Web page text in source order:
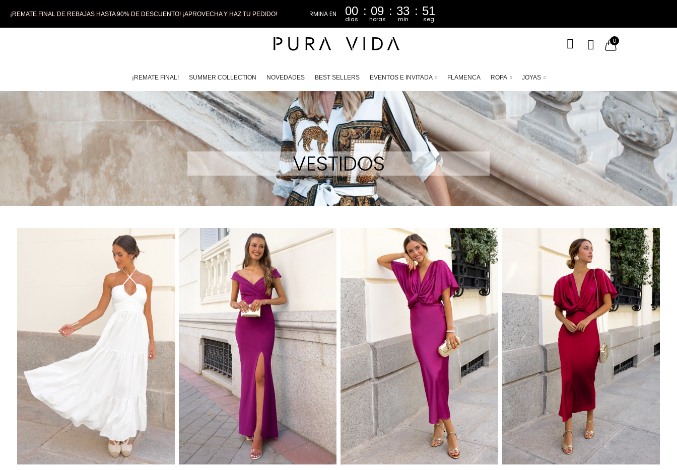
¡REMATE FINAL DE REBAJAS HASTA 90% DE DESCUENTO! ¡APROVECHA Y HAZ TU PEDIDO! 00
dias
09
horas
33
min
48
seg
0
¡REMATE FINAL! SUMMER COLLECTION NOVEDADES BEST SELLERS EVENTOS E INVITADA FLAMENCA ROPA JOYAS
VESTIDOS